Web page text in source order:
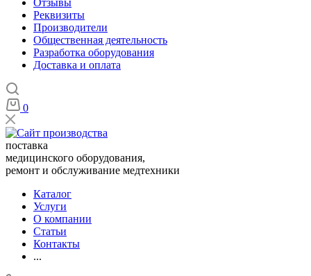
Отзывы
Реквизиты
Производители
Общественная деятельность
Разработка оборудования
Доставка и оплата
0
поставка
медицинского оборудования,
ремонт и обслуживание медтехники
Каталог
Услуги
О компании
Статьи
Контакты
...